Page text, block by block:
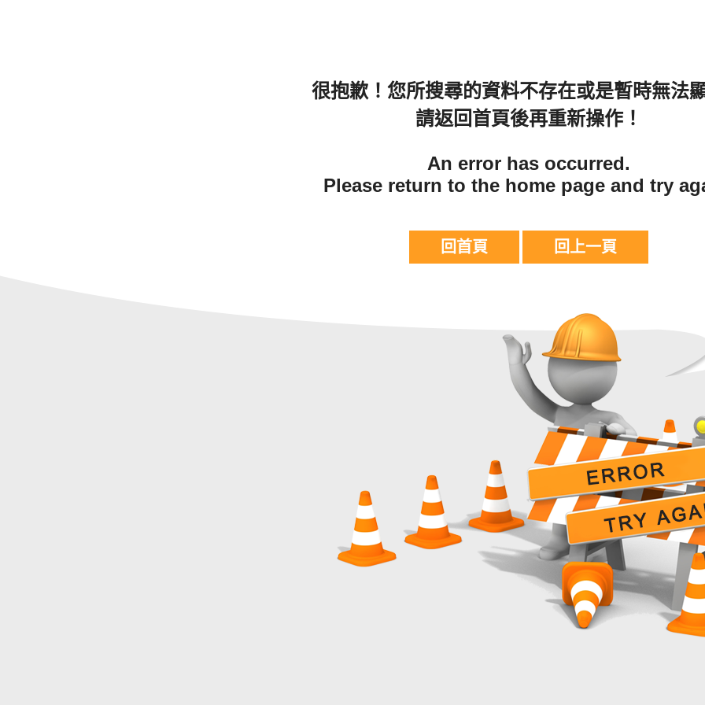
很抱歉！您所搜尋的資料不存在或是暫時無法
請返回首頁後再重新操作！
An error has occurred.
Please return to the home page and try
回首頁 回上一頁